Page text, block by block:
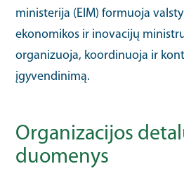
ministerija (EIM) formuoja
ekonomikos ir inovacijų
organizuoja, koordinuoja ir
įgyvendinimą.
Organizacijos
duomenys